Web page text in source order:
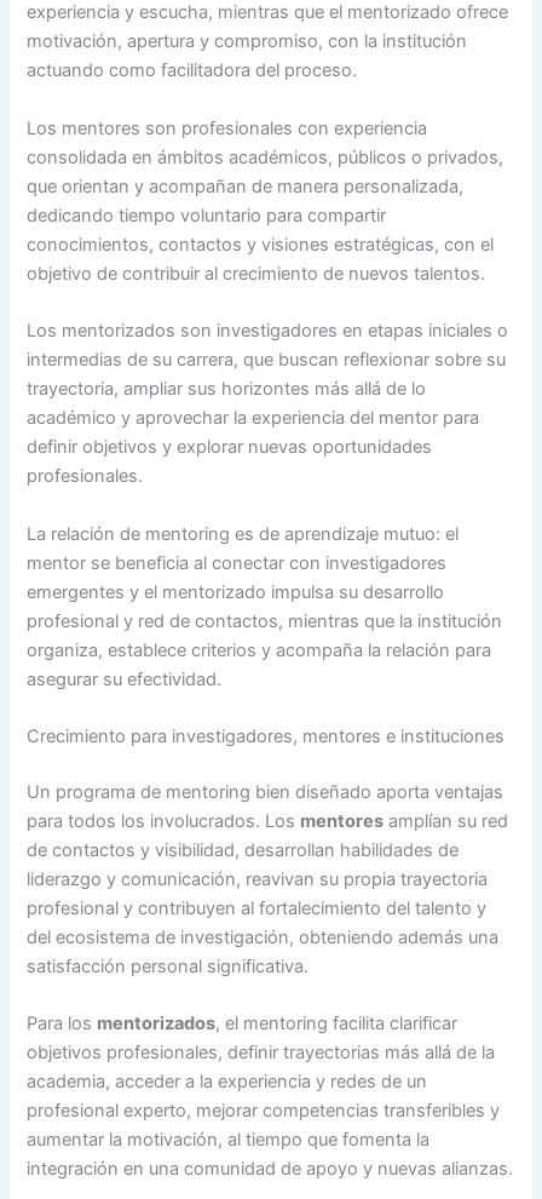
experiencia y escucha, mientras que el mentorizado ofrece
motivación, apertura y compromiso, con la institución
actuando como facilitadora del proceso.
Los mentores son profesionales con experiencia
consolidada en ámbitos académicos, públicos o privados,
que orientan y acompañan de manera personalizada,
dedicando tiempo voluntario para compartir
conocimientos, contactos y visiones estratégicas, con el
objetivo de contribuir al crecimiento de nuevos talentos.
Los mentorizados son investigadores en etapas iniciales o
intermedias de su carrera, que buscan reflexionar sobre su
trayectoria, ampliar sus horizontes más allá de lo
académico y aprovechar la experiencia del mentor para
definir objetivos y explorar nuevas oportunidades
profesionales.
La relación de mentoring es de aprendizaje mutuo: el
mentor se beneficia al conectar con investigadores
emergentes y el mentorizado impulsa su desarrollo
profesional y red de contactos, mientras que la institución
organiza, establece criterios y acompaña la relación para
asegurar su efectividad.
Crecimiento para investigadores, mentores e instituciones
Un programa de mentoring bien diseñado aporta ventajas
para todos los involucrados. Los mentores amplían su red
de contactos y visibilidad, desarrollan habilidades de
liderazgo y comunicación, reavivan su propia trayectoria
profesional y contribuyen al fortalecimiento del talento y
del ecosistema de investigación, obteniendo además una
satisfacción personal significativa.
Para los mentorizados, el mentoring facilita clarificar
objetivos profesionales, definir trayectorias más allá de la
academia, acceder a la experiencia y redes de un
profesional experto, mejorar competencias transferibles y
aumentar la motivación, al tiempo que fomenta la
integración en una comunidad de apoyo y nuevas alianzas.